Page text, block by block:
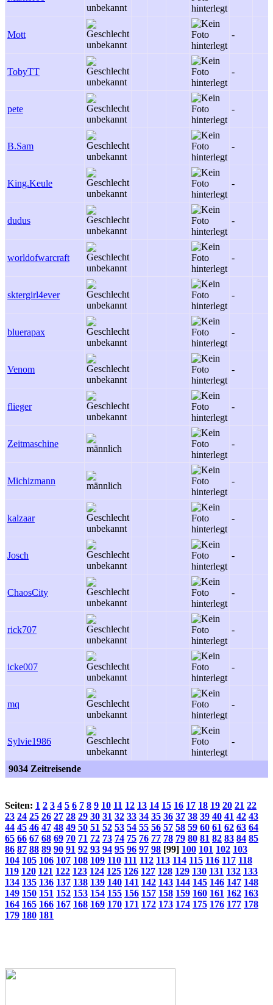
Mott -
TobyTT -
pete -
B.Sam -
King.Keule -
dudus -
worldofwarcraft -
sktergirl4ever -
bluerapax -
Venom -
flieger -
Zeitmaschine -
Michizmann -
kalzaar -
Josch -
ChaosCity -
rick707 -
icke007 -
mq -
Sylvie1986 -
9034 Zeitreisende
Seiten: 1 2 3 4 5 6 7 8 9 10 11 12 13 14 15 16 17 18 19 20 21 22
23 24 25 26 27 28 29 30 31 32 33 34 35 36 37 38 39 40 41 42 43
44 45 46 47 48 49 50 51 52 53 54 55 56 57 58 59 60 61 62 63 64
65 66 67 68 69 70 71 72 73 74 75 76 77 78 79 80 81 82 83 84 85
86 87 88 89 90 91 92 93 94 95 96 97 98 [99] 100 101 102 103
104 105 106 107 108 109 110 111 112 113 114 115 116 117 118
119 120 121 122 123 124 125 126 127 128 129 130 131 132 133
134 135 136 137 138 139 140 141 142 143 144 145 146 147 148
149 150 151 152 153 154 155 156 157 158 159 160 161 162 163
164 165 166 167 168 169 170 171 172 173 174 175 176 177 178
179 180 181